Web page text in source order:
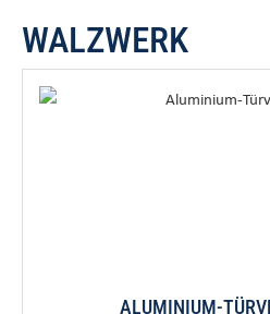
WALZWERK
ALUMINIUM-